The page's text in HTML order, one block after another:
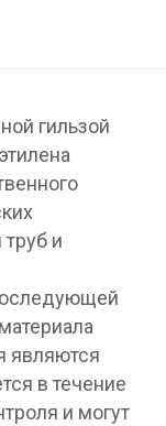
гильзой
и
являются
в течение
и могут